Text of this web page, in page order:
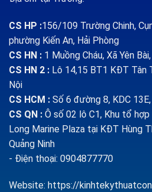
CS HP :156/109 Trường Chinh,
phường Kiến An, Hải Phòng
CS HN : 1 Muồng Cháu, Xã Yên
CS HN 2 : Lô 14,15 BT1 KĐT Tân
Nội
CS HCM : Số 6 đường 8, KDC
CS QN : Ô số 02 lô C1, Khu tổ
Long Marine Plaza tại KĐT Hùng
Quảng Ninh
- Điện thoại: 0904877770
Website: https://